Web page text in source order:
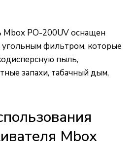
Mbox PO-200UV оснащен
фильтром, которые
пыль,
запахи, табачный дым,
Mbox